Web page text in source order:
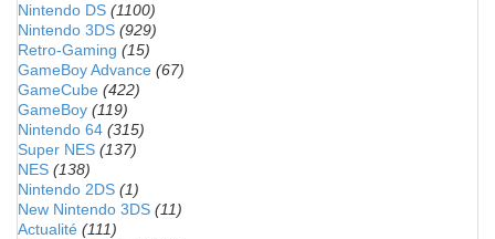
Nintendo DS (1100)
Nintendo 3DS (929)
Retro-Gaming (15)
GameBoy Advance (67)
GameCube (422)
GameBoy (119)
Nintendo 64 (315)
Super NES (137)
NES (138)
Nintendo 2DS (1)
New Nintendo 3DS (11)
Actualité (111)